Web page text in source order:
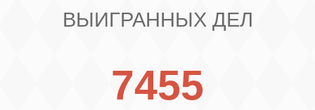
ВЫИГРАННЫХ ДЕЛ
7455